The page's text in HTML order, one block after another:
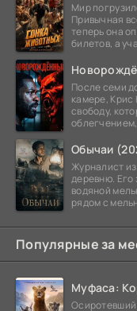
Мир
Привычная
теперь она
билетов, а
После семи
камере,
свободу,
Обычаи
Журналист
деревню. Его
водяной
рядом с
Популярные за
Муфаса: